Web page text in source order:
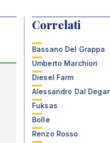
Correlati
Bassano Del Grappa
Umberto Marchiori
Diesel Farm
Alessandro Dal
Fuksas
Bolle
Renzo Rosso